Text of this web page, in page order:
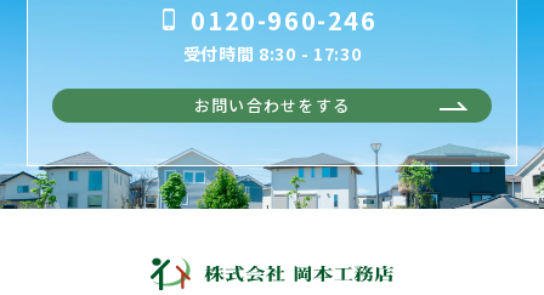
0120-960-246
受付時間 8:30 - 17:30
お問い合わせをする